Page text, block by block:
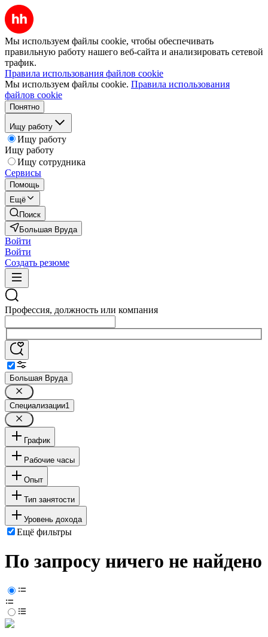
Мы используем файлы cookie, чтобы обеспечивать
правильную работу нашего веб-сайта и анализировать сетевой
трафик.
Правила использования файлов cookie
Мы используем файлы cookie. Правила использования
файлов cookie
Понятно
Ищу работу
Ищу работу
Ищу работу
Ищу сотрудника
Сервисы
Помощь
Ещё
Поиск
Большая Вруда
Войти
Войти
Создать резюме
Профессия, должность или компания
Большая Вруда
Специализации1
График
Рабочие часы
Опыт
Тип занятости
Уровень дохода
Ещё фильтры
По запросу ничего не найдено